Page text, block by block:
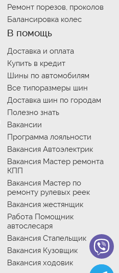
Ремонт порезов, проколов
Балансировка колес
В помощь
Доставка и оплата
Купить в кредит
Шины по автомобилям
Все типоразмеры шин
Доставка шин по городам
Полезно знать
Вакансии
Программа лояльности
Вакансия Автоэлектрик
Вакансия Мастер ремонта
КПП
Вакансия Мастер по
ремонту рулевых реек
Вакансия жестянщик
Работа Помощник
автослесаря
Вакансия Стапельщик
Вакансия Кузовщик
Вакансия ходовик